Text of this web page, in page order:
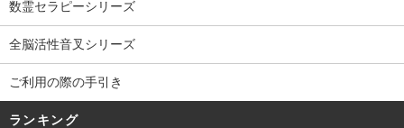
数霊セラピーシリーズ
全脳活性音叉シリーズ
ご利用の際の手引き
ランキング